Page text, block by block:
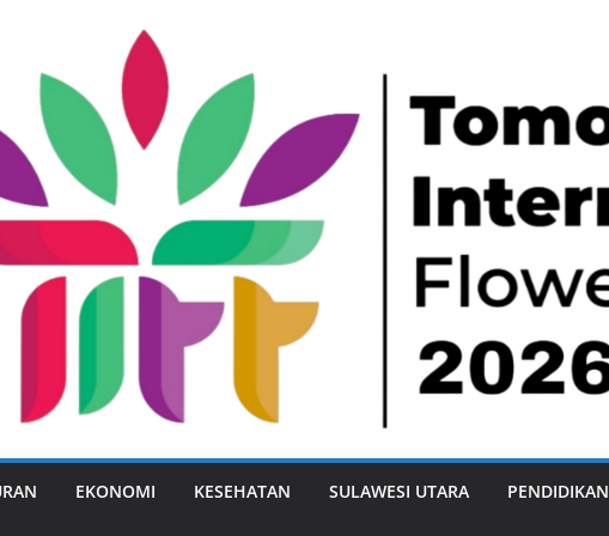
EKONOMI KESEHATAN SULAWESI UTARA PENDIDIKAN